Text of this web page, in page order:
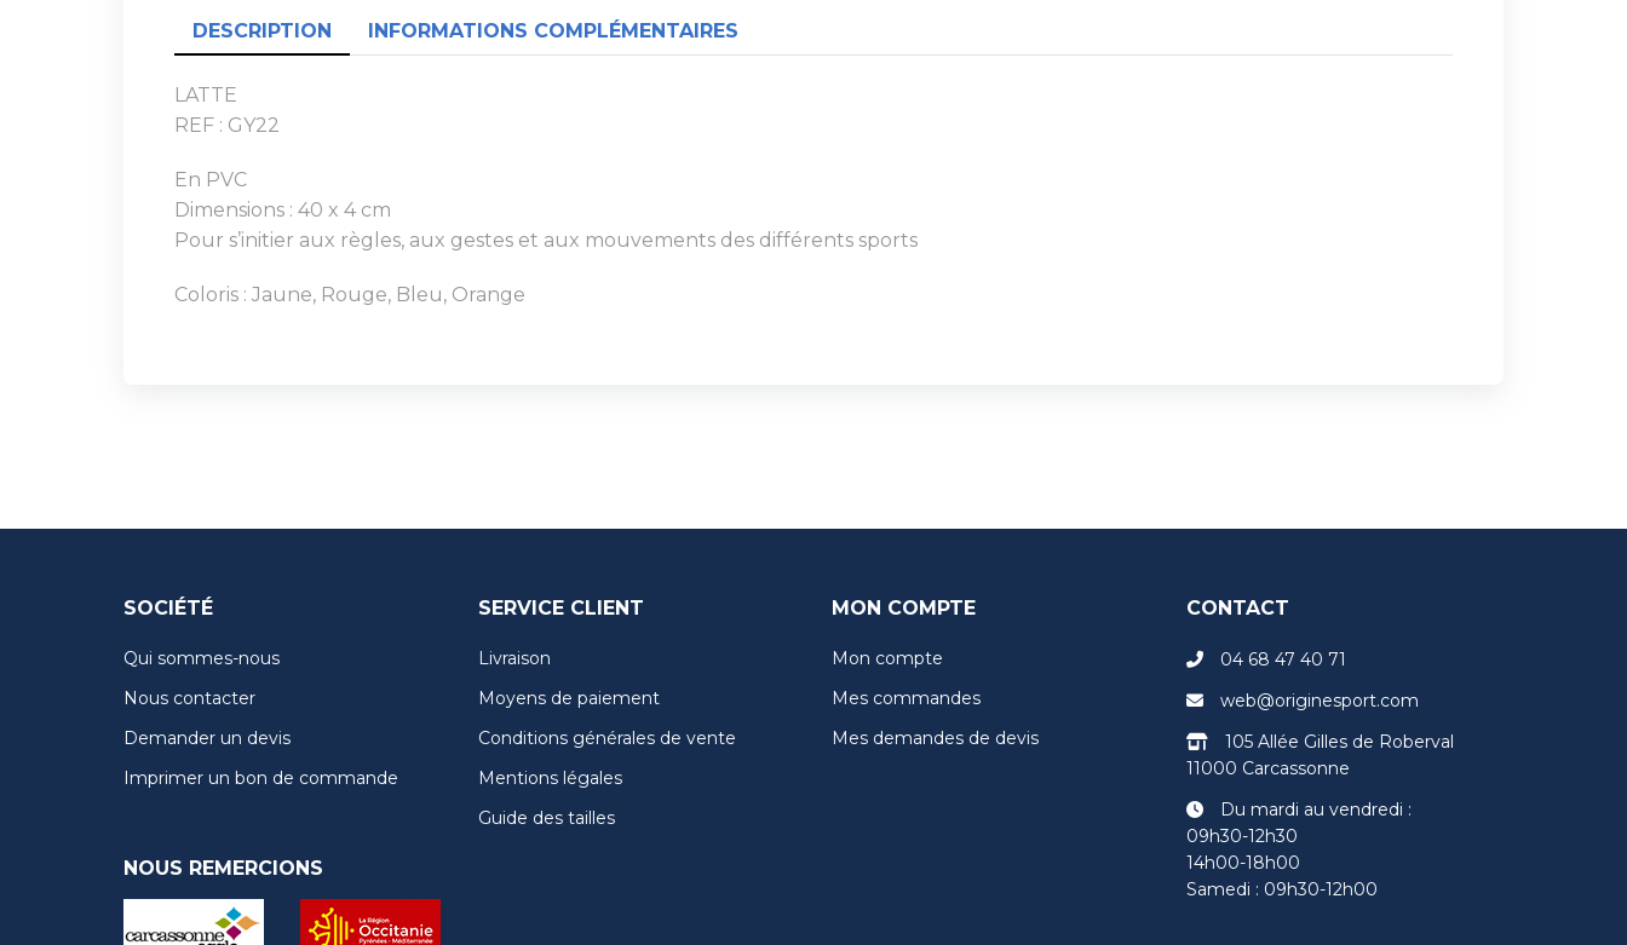
DESCRIPTION INFORMATIONS COMPLÉMENTAIRES
LATTE
REF : GY22
En PVC
Dimensions : 40 x 4 cm
Pour s’initier aux règles, aux gestes et aux mouvements des différents sports
Coloris : Jaune, Rouge, Bleu, Orange
SOCIÉTÉ
Qui sommes-nous
Nous contacter
Demander un devis
Imprimer un bon de commande
NOUS REMERCIONS
SERVICE CLIENT
Livraison
Moyens de paiement
Conditions générales de vente
Mentions légales
Guide des tailles
MON COMPTE
Mon compte
Mes commandes
Mes demandes de devis
CONTACT
04 68 47 40 71
web@originesport.com
105 Allée Gilles de Roberval
11000 Carcassonne
Du mardi au vendredi :
09h30-12h30
14h00-18h00
Samedi : 09h30-12h00